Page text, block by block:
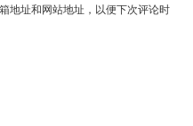
地址和网站地址，以便下次评论时